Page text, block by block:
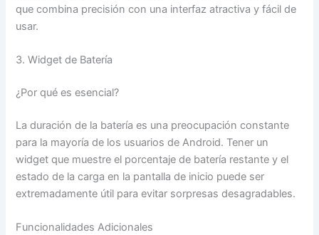
que combina precisión con una interfaz atractiva y fácil de
usar.
3. Widget de Batería
¿Por qué es esencial?
La duración de la batería es una preocupación constante
para la mayoría de los usuarios de Android. Tener un
widget que muestre el porcentaje de batería restante y el
estado de la carga en la pantalla de inicio puede ser
extremadamente útil para evitar sorpresas desagradables.
Funcionalidades Adicionales